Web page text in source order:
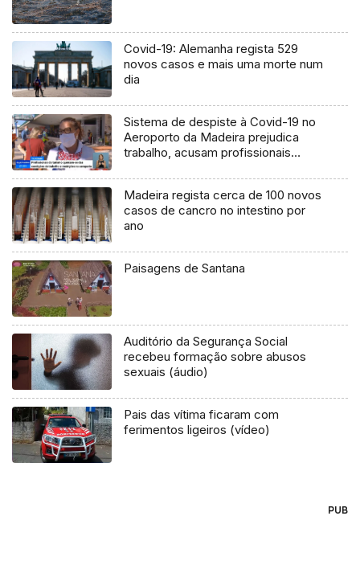
Covid-19: Alemanha regista 529
novos casos e mais uma morte num
dia
Sistema de despiste à Covid-19 no
Aeroporto da Madeira prejudica
trabalho, acusam profissionais
Madeira regista cerca de 100 novos
casos de cancro no intestino por
ano
Paisagens de Santana
Auditório da Segurança Social
recebeu formação sobre abusos
sexuais (áudio)
Pais das vítima ficaram com
ferimentos ligeiros (vídeo)
PUB